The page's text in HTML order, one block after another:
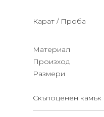
Карат / Проба
Материал
Произход
Размери
Скъпоценен камък